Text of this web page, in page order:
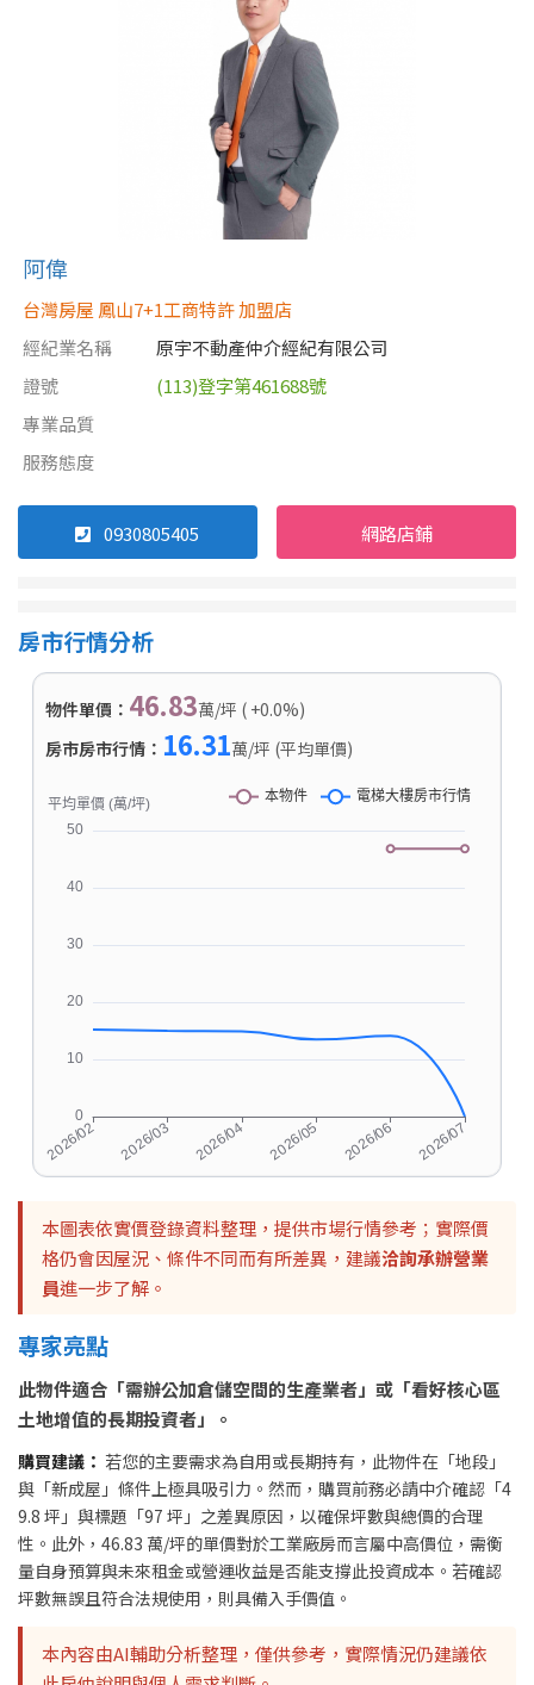
阿偉
台灣房屋 鳳山7+1工商特許 加盟店
經紀業名稱
原宇不動產仲介經紀有限公司
證號
(113)登字第461688號
專業品質
服務態度
0930805405 網路店鋪
房市行情分析
物件單價： 46.83萬/坪 ( +0.0%)
房市房市行情： 16.31萬/坪 (平均單價)
本圖表依實價登錄資料整理，提供市場行情參考；實際價
格仍會因屋況、條件不同而有所差異，建議洽詢承辦營業
員進一步了解。
專家亮點
此物件適合「需辦公加倉儲空間的生產業者」或「看好核心區
土地增值的長期投資者」。
購買建議： 若您的主要需求為自用或長期持有，此物件在「地段」
與「新成屋」條件上極具吸引力。然而，購買前務必請中介確認「4
9.8 坪」與標題「97 坪」之差異原因，以確保坪數與總價的合理
性。此外，46.83 萬/坪的單價對於工業廠房而言屬中高價位，需衡
量自身預算與未來租金或營運收益是否能支撐此投資成本。若確認
坪數無誤且符合法規使用，則具備入手價值。
本內容由AI輔助分析整理，僅供參考，實際情況仍建議依